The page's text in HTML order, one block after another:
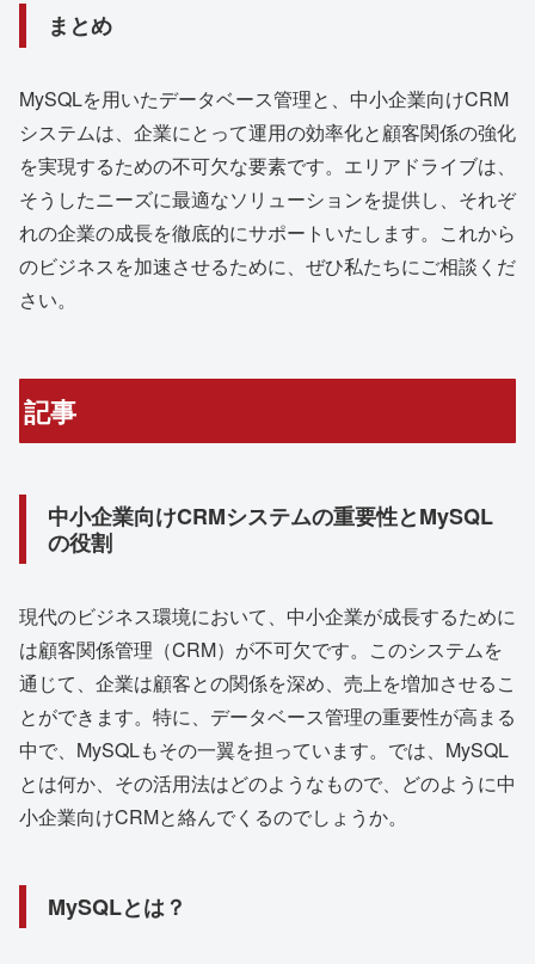
まとめ
MySQLを用いたデータベース管理と、中小企業向けCRM
システムは、企業にとって運用の効率化と顧客関係の強化
を実現するための不可欠な要素です。エリアドライブは、
そうしたニーズに最適なソリューションを提供し、それぞ
れの企業の成長を徹底的にサポートいたします。これから
のビジネスを加速させるために、ぜひ私たちにご相談くだ
さい。
記事
中小企業向けCRMシステムの重要性とMySQL
の役割
現代のビジネス環境において、中小企業が成長するために
は顧客関係管理（CRM）が不可欠です。このシステムを
通じて、企業は顧客との関係を深め、売上を増加させるこ
とができます。特に、データベース管理の重要性が高まる
中で、MySQLもその一翼を担っています。では、MySQL
とは何か、その活用法はどのようなもので、どのように中
小企業向けCRMと絡んでくるのでしょうか。
MySQLとは？